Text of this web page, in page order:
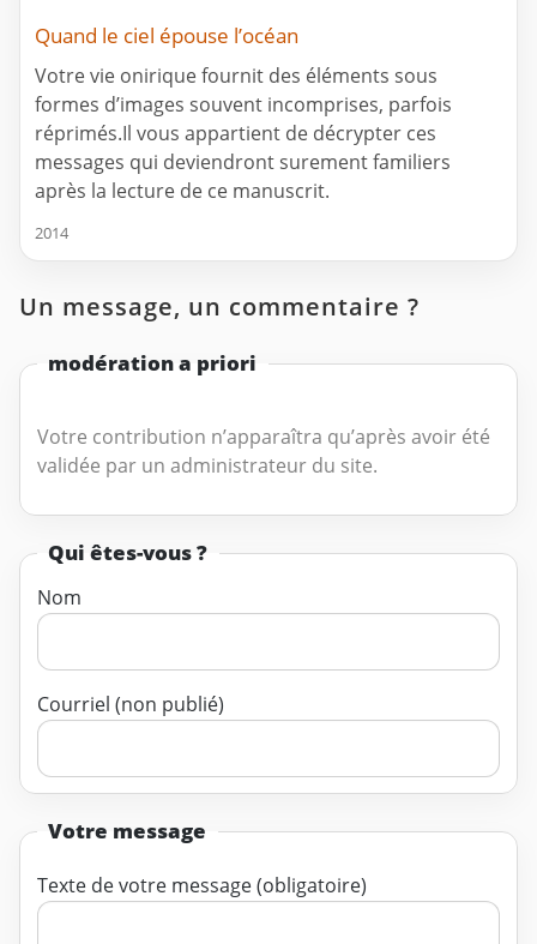
Quand le ciel épouse l’océan
Votre vie onirique fournit des éléments sous
formes d’images souvent incomprises, parfois
réprimés.Il vous appartient de décrypter ces
messages qui deviendront surement familiers
après la lecture de ce manuscrit.
2014
Un message, un commentaire ?
modération a priori
Votre contribution n’apparaîtra qu’après avoir été
validée par un administrateur du site.
Qui êtes-vous ?
Nom
Courriel (non publié)
Votre message
Texte de votre message (obligatoire)